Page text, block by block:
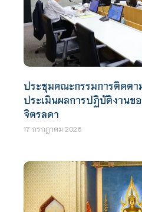
ประชุมคณะกรรมการติดตา
ประเมินผลการปฏิบัติงานข
จิตรลดา
17 กรกฎาคม 2026